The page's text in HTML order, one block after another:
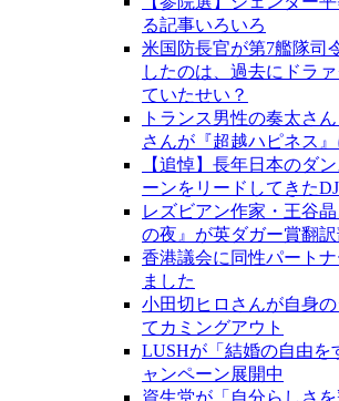
る記事いろいろ
米国防長官が第7艦隊司
したのは、過去にドラ
ていたせい？
トランス男性の奏太さ
さんが『超越ハピネス
【追悼】長年日本のダ
ーンをリードしてきた
レズビアン作家・王谷
の夜』が英ダガー賞翻
香港議会に同性パート
ました
小田切ヒロさんが自身
てカミングアウト
LUSHが「結婚の自由を
ャンペーン展開中
資生堂が「自分らしさ